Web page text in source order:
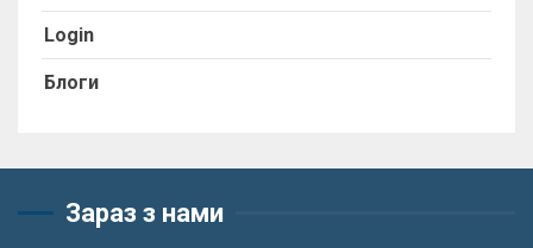
Login
Блоги
Зараз з нами